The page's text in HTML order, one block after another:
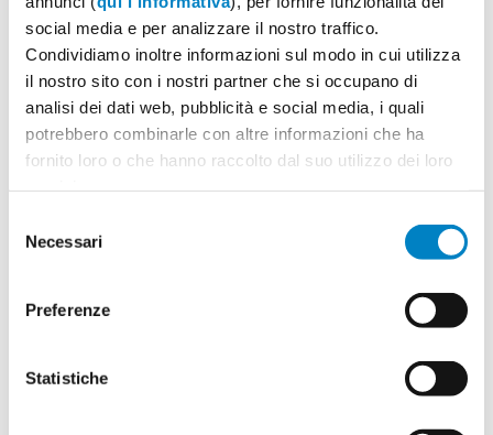
social media e per analizzare il nostro traffico.
Condividiamo inoltre informazioni sul modo in cui utilizza
il nostro sito con i nostri partner che si occupano di
analisi dei dati web, pubblicità e social media, i quali
potrebbero combinarle con altre informazioni che ha
fornito loro o che hanno raccolto dal suo utilizzo dei loro
delNecessari
Preferenze
Statistiche